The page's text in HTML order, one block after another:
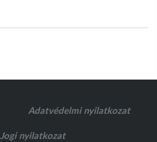
Adatvédelmi nyilatkozat
Jogi nyilatkozat